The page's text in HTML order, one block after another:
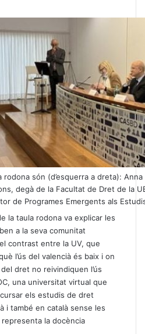
rodona són (d’esquerra a dreta):
degà de la Facultat de Dret de la
de Programes Emergents als
la taula rodona va explicar les
a la seva comunitat
contrast entre la UV, que
l’ús del valencià és baix i on
dret no reivindiquen l’ús
una universitat virtual que
els estudis de dret
i també en català sense les
la docència